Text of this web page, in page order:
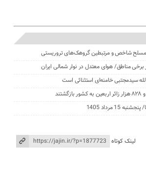
سیدمجتبی خامنه‌ای استثنائی است
مرداد 1405
لینک کوتاه